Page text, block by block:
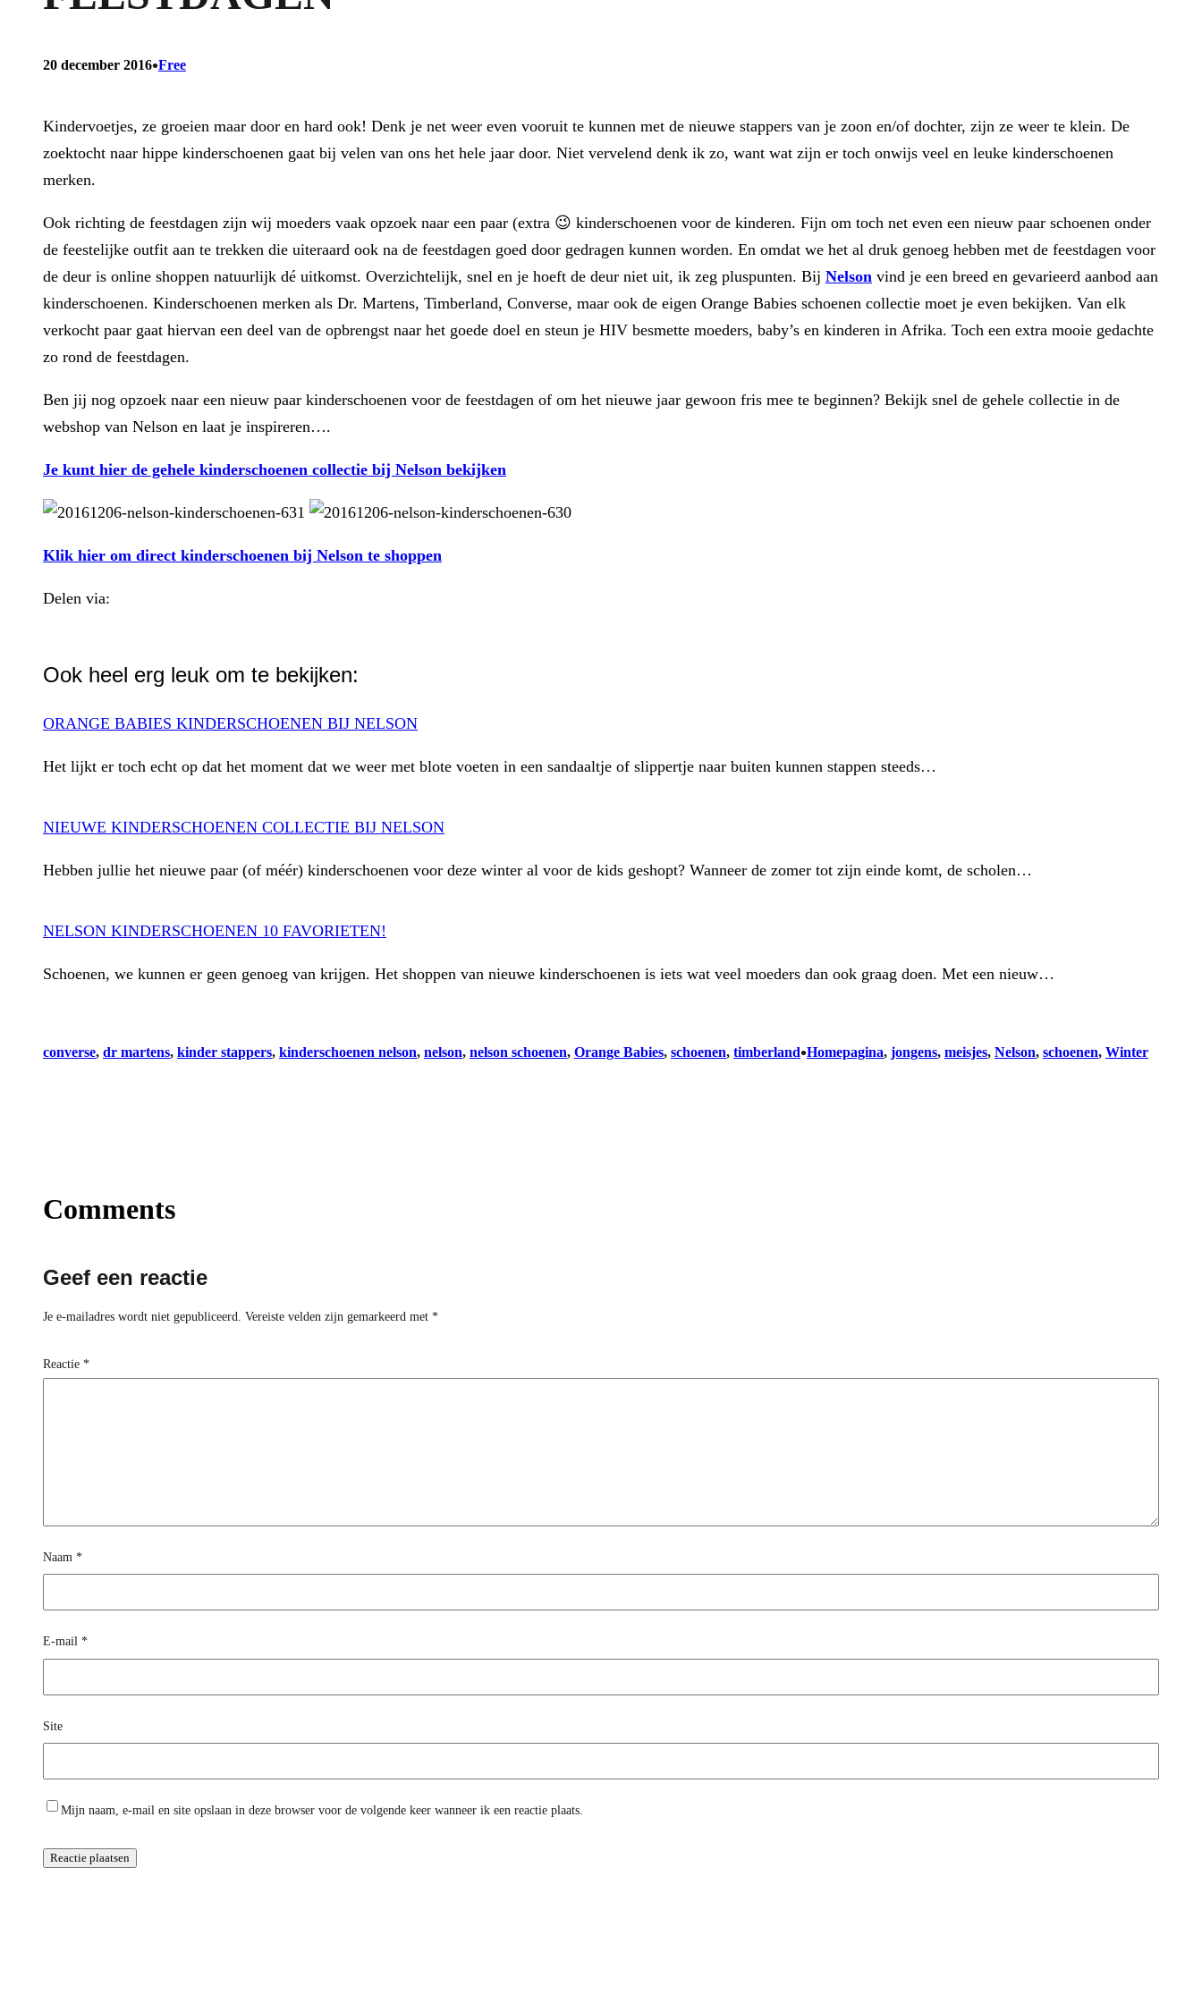
20 december 2016•Free
Kindervoetjes, ze groeien maar door en hard ook! Denk je net weer even vooruit te kunnen met de nieuwe stappers van je zoon en/of dochter, zijn ze weer te klein. De
zoektocht naar hippe kinderschoenen gaat bij velen van ons het hele jaar door. Niet vervelend denk ik zo, want wat zijn er toch onwijs veel en leuke kinderschoenen
merken.
Ook richting de feestdagen zijn wij moeders vaak opzoek naar een paar (extra 😉 kinderschoenen voor de kinderen. Fijn om toch net even een nieuw paar schoenen onder
de feestelijke outfit aan te trekken die uiteraard ook na de feestdagen goed door gedragen kunnen worden. En omdat we het al druk genoeg hebben met de feestdagen voor
de deur is online shoppen natuurlijk dé uitkomst. Overzichtelijk, snel en je hoeft de deur niet uit, ik zeg pluspunten. Bij Nelson vind je een breed en gevarieerd aanbod aan
kinderschoenen. Kinderschoenen merken als Dr. Martens, Timberland, Converse, maar ook de eigen Orange Babies schoenen collectie moet je even bekijken. Van elk
verkocht paar gaat hiervan een deel van de opbrengst naar het goede doel en steun je HIV besmette moeders, baby’s en kinderen in Afrika. Toch een extra mooie gedachte
zo rond de feestdagen.
Ben jij nog opzoek naar een nieuw paar kinderschoenen voor de feestdagen of om het nieuwe jaar gewoon fris mee te beginnen? Bekijk snel de gehele collectie in de
webshop van Nelson en laat je inspireren….
Je kunt hier de gehele kinderschoenen collectie bij Nelson bekijken
Klik hier om direct kinderschoenen bij Nelson te shoppen
Delen via:
Ook heel erg leuk om te bekijken:
ORANGE BABIES KINDERSCHOENEN BIJ NELSON
Het lijkt er toch echt op dat het moment dat we weer met blote voeten in een sandaaltje of slippertje naar buiten kunnen stappen steeds…
NIEUWE KINDERSCHOENEN COLLECTIE BIJ NELSON
Hebben jullie het nieuwe paar (of méér) kinderschoenen voor deze winter al voor de kids geshopt? Wanneer de zomer tot zijn einde komt, de scholen…
NELSON KINDERSCHOENEN 10 FAVORIETEN!
Schoenen, we kunnen er geen genoeg van krijgen. Het shoppen van nieuwe kinderschoenen is iets wat veel moeders dan ook graag doen. Met een nieuw…
converse, dr martens, kinder stappers, kinderschoenen nelson, nelson, nelson schoenen, Orange Babies, schoenen, timberland•Homepagina, jongens, meisjes, Nelson, schoenen, Winter
Comments
Geef een reactie
Je e-mailadres wordt niet gepubliceerd. Vereiste velden zijn gemarkeerd met *
Reactie *
Naam *
E-mail *
Site
Mijn naam, e-mail en site opslaan in deze browser voor de volgende keer wanneer ik een reactie plaats.